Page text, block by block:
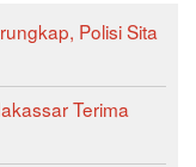
Polisi Sita
Terima